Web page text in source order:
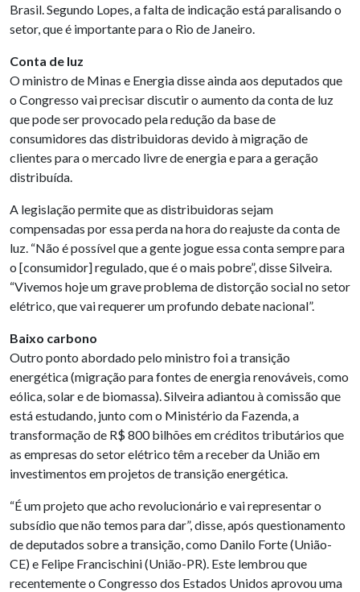
Brasil. Segundo Lopes, a falta de indicação está paralisando o
setor, que é importante para o Rio de Janeiro.
Conta de luz
O ministro de Minas e Energia disse ainda aos deputados que
o Congresso vai precisar discutir o aumento da conta de luz
que pode ser provocado pela redução da base de
consumidores das distribuidoras devido à migração de
clientes para o mercado livre de energia e para a geração
distribuída.
A legislação permite que as distribuidoras sejam
compensadas por essa perda na hora do reajuste da conta de
luz. “Não é possível que a gente jogue essa conta sempre para
o [consumidor] regulado, que é o mais pobre”, disse Silveira.
“Vivemos hoje um grave problema de distorção social no setor
elétrico, que vai requerer um profundo debate nacional”.
Baixo carbono
Outro ponto abordado pelo ministro foi a transição
energética (migração para fontes de energia renováveis, como
eólica, solar e de biomassa). Silveira adiantou à comissão que
está estudando, junto com o Ministério da Fazenda, a
transformação de R$ 800 bilhões em créditos tributários que
as empresas do setor elétrico têm a receber da União em
investimentos em projetos de transição energética.
“É um projeto que acho revolucionário e vai representar o
subsídio que não temos para dar”, disse, após questionamento
de deputados sobre a transição, como Danilo Forte (União-
CE) e Felipe Francischini (União-PR). Este lembrou que
recentemente o Congresso dos Estados Unidos aprovou uma